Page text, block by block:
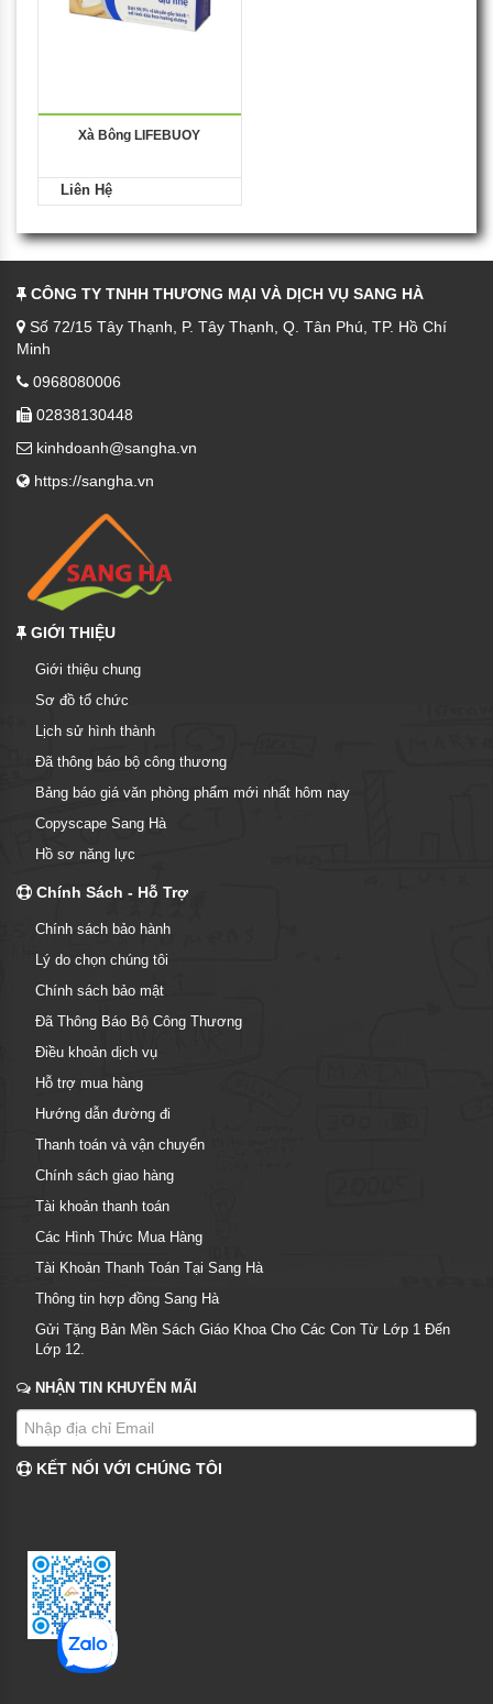
Xà Bông LIFEBUOY
Liên Hệ
CÔNG TY TNHH THƯƠNG MẠI VÀ DỊCH VỤ SANG HÀ
Số 72/15 Tây Thạnh, P. Tây Thạnh, Q. Tân Phú, TP. Hồ Chí
Minh
0968080006
02838130448
kinhdoanh@sangha.vn
https://sangha.vn
GIỚI THIỆU
Giới thiệu chung
Sơ đồ tổ chức
Lịch sử hình thành
Đã thông báo bộ công thương
Bảng báo giá văn phòng phẩm mới nhất hôm nay
Copyscape Sang Hà
Hồ sơ năng lực
Chính Sách - Hỗ Trợ
Chính sách bảo hành
Lý do chọn chúng tôi
Chính sách bảo mật
Đã Thông Báo Bộ Công Thương
Điều khoản dịch vụ
Hỗ trợ mua hàng
Hướng dẫn đường đi
Thanh toán và vận chuyển
Chính sách giao hàng
Tài khoản thanh toán
Các Hình Thức Mua Hàng
Tài Khoản Thanh Toán Tại Sang Hà
Thông tin hợp đồng Sang Hà
Gửi Tặng Bản Mền Sách Giáo Khoa Cho Các Con Từ Lớp 1 Đến
Lớp 12.
NHẬN TIN KHUYẾN MÃI
KẾT NỐI VỚI CHÚNG TÔI